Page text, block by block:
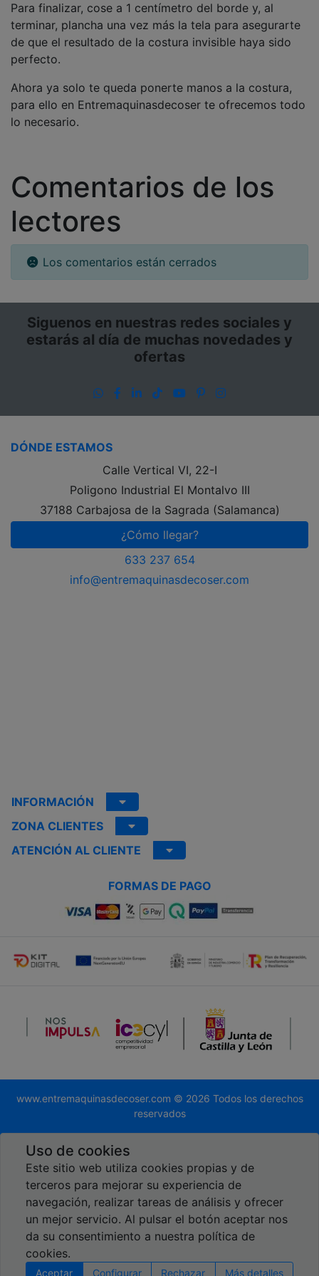
Para finalizar, cose a 1 centímetro del borde y, al
terminar, plancha una vez más la tela para asegurarte
de que el resultado de la costura invisible haya sido
perfecto.
Ahora ya solo te queda ponerte manos a la costura,
para ello en Entremaquinasdecoser te ofrecemos todo
lo necesario.
Comentarios de los
lectores
Los comentarios están cerrados
Siguenos en nuestras redes sociales y
estarás al día de muchas novedades y
ofertas
WhatsApp
Facebook
LinkedIn
TikTokYouTube
PinterestInstagram
DÓNDE ESTAMOS
Calle Vertical VI, 22-I
Poligono Industrial El Montalvo III
37188 Carbajosa de la Sagrada (Salamanca)
¿Cómo llegar?
633 237 654
info@entremaquinasdecoser.com
INFORMACIÓN
ZONA CLIENTES
ATENCIÓN AL CLIENTE
FORMAS DE PAGO
www.entremaquinasdecoser.com © 2026 Todos los derechos
reservados
Reseñas en Google
Uso de cookies
Este sitio web utiliza cookies propias y de
terceros para mejorar su experiencia de
navegación, realizar tareas de análisis y ofrecer
un mejor servicio. Al pulsar el botón aceptar nos
da su consentimiento a nuestra política de
cookies.
Aceptar Configurar Rechazar Más detalles